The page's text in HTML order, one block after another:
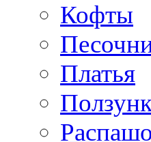
Кофты
Платья